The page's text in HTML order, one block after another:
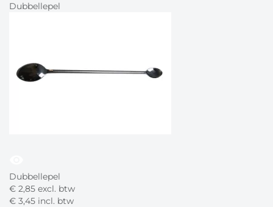
Dubbellepel
Dubbellepel
€ 2,85 excl. btw
€ 3,45 incl. btw